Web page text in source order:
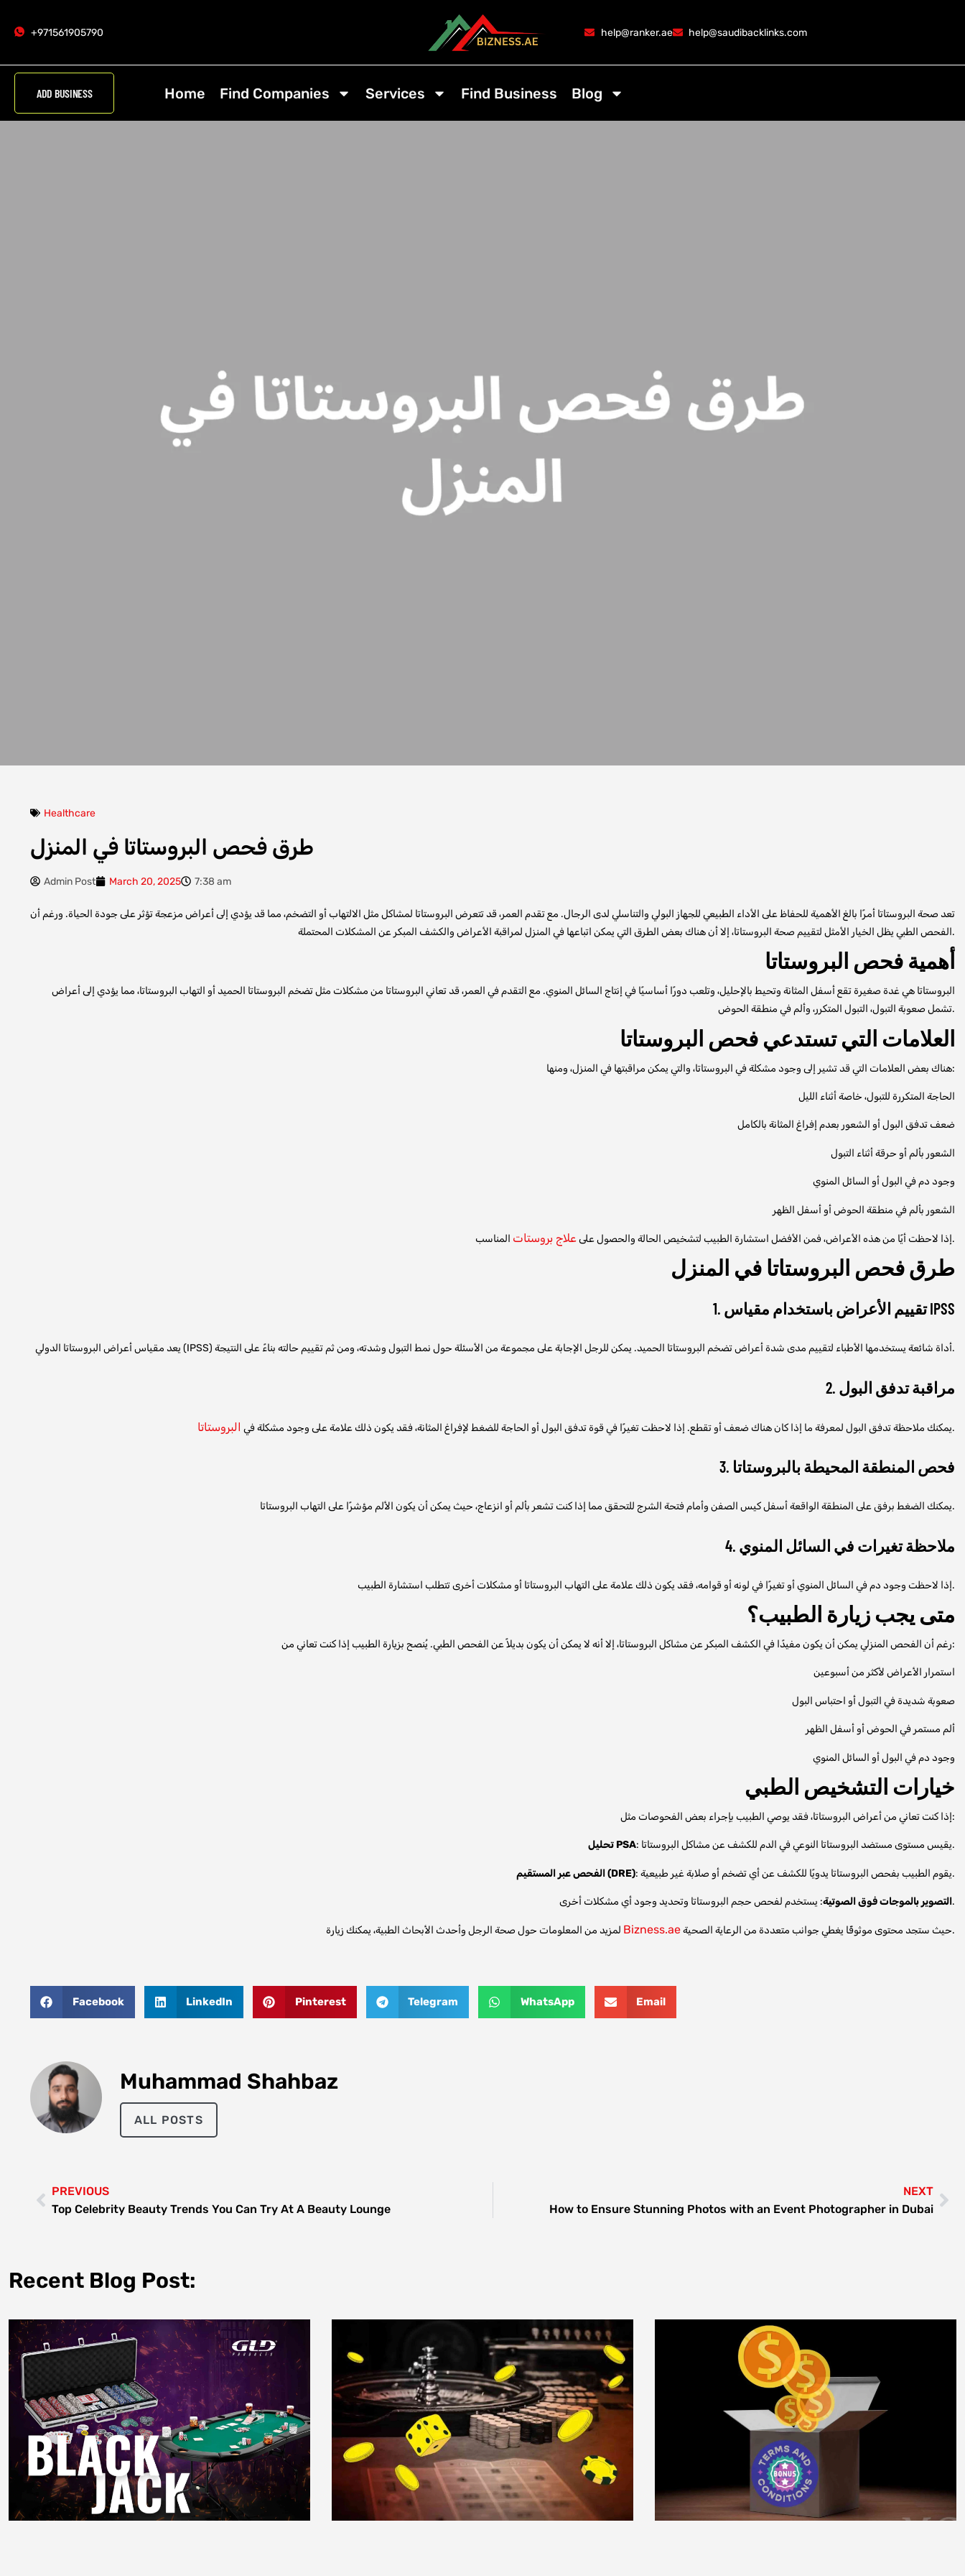
+971561905790 help@ranker.ae help@saudibacklinks.com
Home Find Companies Services Find Business Blog
ADD BUSINESS
Healthcare
طرق فحص البروستاتا في المنزل
Admin Post March 20, 2025 7:38 am
تعد صحة البروستاتا أمرًا بالغ الأهمية للحفاظ على الأداء الطبيعي للجهاز البولي والتناسلي لدى الرجال. مع تقدم العمر، قد تتعرض البروستاتا لمشاكل مثل الالتهاب أو التضخم، مما قد يؤدي إلى أعراض مزعجة تؤثر على جودة الحياة. ورغم أن
الفحص الطبي يظل الخيار الأمثل لتقييم صحة البروستاتا، إلا أن هناك بعض الطرق التي يمكن اتباعها في المنزل لمراقبة الأعراض والكشف المبكر عن المشكلات المحتملة.
أهمية فحص البروستاتا
البروستاتا هي غدة صغيرة تقع أسفل المثانة وتحيط بالإحليل، وتلعب دورًا أساسيًا في إنتاج السائل المنوي. مع التقدم في العمر، قد تعاني البروستاتا من مشكلات مثل تضخم البروستاتا الحميد أو التهاب البروستاتا، مما يؤدي إلى أعراض
تشمل صعوبة التبول، التبول المتكرر، وألم في منطقة الحوض.
العلامات التي تستدعي فحص البروستاتا
هناك بعض العلامات التي قد تشير إلى وجود مشكلة في البروستاتا، والتي يمكن مراقبتها في المنزل، ومنها:
الحاجة المتكررة للتبول، خاصة أثناء الليل
ضعف تدفق البول أو الشعور بعدم إفراغ المثانة بالكامل
الشعور بألم أو حرقة أثناء التبول
وجود دم في البول أو السائل المنوي
الشعور بألم في منطقة الحوض أو أسفل الظهر
إذا لاحظت أيًا من هذه الأعراض، فمن الأفضل استشارة الطبيب لتشخيص الحالة والحصول علىعلاج بروستات المناسب.
طرق فحص البروستاتا في المنزل
1. تقييم الأعراض باستخدام مقياس IPSS
يعد مقياس أعراض البروستاتا الدولي (IPSS) أداة شائعة يستخدمها الأطباء لتقييم مدى شدة أعراض تضخم البروستاتا الحميد. يمكن للرجل الإجابة على مجموعة من الأسئلة حول نمط التبول وشدته، ومن ثم تقييم حالته بناءً على النتيجة.
2. مراقبة تدفق البول
يمكنك ملاحظة تدفق البول لمعرفة ما إذا كان هناك ضعف أو تقطع. إذا لاحظت تغيرًا في قوة تدفق البول أو الحاجة للضغط لإفراغ المثانة، فقد يكون ذلك علامة على وجود مشكلة في البروستاتا .
3. فحص المنطقة المحيطة بالبروستاتا
يمكنك الضغط برفق على المنطقة الواقعة أسفل كيس الصفن وأمام فتحة الشرج للتحقق مما إذا كنت تشعر بألم أو انزعاج، حيث يمكن أن يكون الألم مؤشرًا على التهاب البروستاتا.
4. ملاحظة تغيرات في السائل المنوي
إذا لاحظت وجود دم في السائل المنوي أو تغيرًا في لونه أو قوامه، فقد يكون ذلك علامة على التهاب البروستاتا أو مشكلات أخرى تتطلب استشارة الطبيب.
متى يجب زيارة الطبيب؟
رغم أن الفحص المنزلي يمكن أن يكون مفيدًا في الكشف المبكر عن مشاكل البروستاتا، إلا أنه لا يمكن أن يكون بديلاً عن الفحص الطبي. يُنصح بزيارة الطبيب إذا كنت تعاني من:
استمرار الأعراض لأكثر من أسبوعين
صعوبة شديدة في التبول أو احتباس البول
ألم مستمر في الحوض أو أسفل الظهر
وجود دم في البول أو السائل المنوي
خيارات التشخيص الطبي
إذا كنت تعاني من أعراض البروستاتا، فقد يوصي الطبيب بإجراء بعض الفحوصات مثل:
تحليل PSA : يقيس مستوى مستضد البروستاتا النوعي في الدم للكشف عن مشاكل البروستاتا.
الفحص عبر المستقيم (DRE) : يقوم الطبيب بفحص البروستاتا يدويًا للكشف عن أي تضخم أو صلابة غير طبيعية.
التصوير بالموجات فوق الصوتية: يستخدم لفحص حجم البروستاتا وتحديد وجود أي مشكلات أخرى.
Bizness.ae حيث ستجد محتوى موثوقًا يغطي جوانب متعددة من الرعاية الصحية.
Facebook LinkedIn Pinterest Telegram WhatsApp Email
Muhammad Shahbaz
ALL POSTS
PREVIOUS
Top Celebrity Beauty Trends You Can Try At A Beauty Lounge
NEXT
How to Ensure Stunning Photos with an Event Photographer in Dubai
Recent Blog Post: